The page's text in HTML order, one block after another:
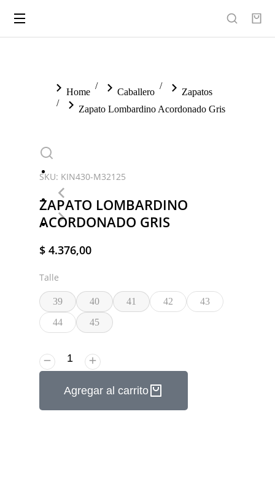
You are here:
Home Caballero
Zapatos
Zapato Lombardino Acordonado Gris
SKU: KIN430-M32125
ZAPATO LOMBARDINO
ACORDONADO GRIS
$ 4.376,00
Talle
39 40 41 42
43
44
45
Agregar al carrito